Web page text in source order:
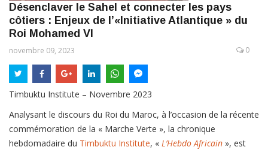
Désenclaver le Sahel et connecter les pays
côtiers : Enjeux de l’«Initiative Atlantique » du
Roi Mohamed VI
novembre 09, 2023 0
Timbuktu Institute – Novembre 2023
Analysant le discours du Roi du Maroc, à l’occasion de la récente
commémoration de la « Marche Verte », la chronique
hebdomadaire du Timbuktu Institute, « L’Hebdo Africain », est